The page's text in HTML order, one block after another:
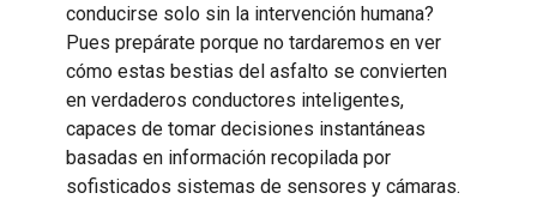
conducirse solo sin la intervención humana?
Pues prepárate porque no tardaremos en ver
cómo estas bestias del asfalto se convierten
en verdaderos conductores inteligentes,
capaces de tomar decisiones instantáneas
basadas en información recopilada por
sofisticados sistemas de sensores y cámaras.